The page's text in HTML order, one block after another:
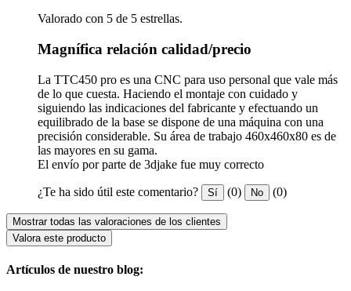
Valorado con 5 de 5 estrellas.
Magnífica relación calidad/precio
La TTC450 pro es una CNC para uso personal que vale más
de lo que cuesta. Haciendo el montaje con cuidado y
siguiendo las indicaciones del fabricante y efectuando un
equilibrado de la base se dispone de una máquina con una
precisión considerable. Su área de trabajo 460x460x80 es de
las mayores en su gama.
El envío por parte de 3djake fue muy correcto
¿Te ha sido útil este comentario? Sí (0) No (0)
Mostrar todas las valoraciones de los clientes
Valora este producto
Artículos de nuestro blog: